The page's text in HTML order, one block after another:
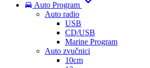
Auto Program
Auto radio
USB
CD/USB
Marine Program
Auto zvučnici
10cm